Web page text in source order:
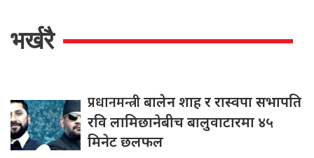
भर्खरै
प्रधानमन्त्रीबालेन शाह र रास्वपा सभापति
रवि लामिछानेबीच बालुवाटारमा ४५
मिनेट छलफल